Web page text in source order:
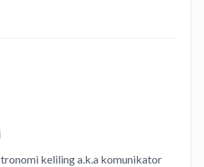
kelilinga.k.a komunikator